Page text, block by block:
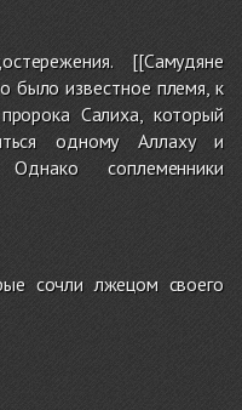
[[Самудяне
было известное племя, к
Салиха, который
одному Аллаху и
соплеменники
сочли лжецом своего